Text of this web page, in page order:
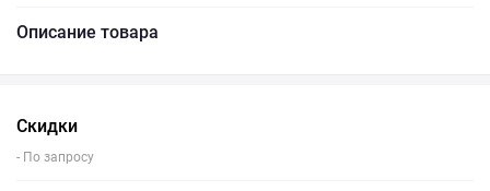
Описание товара
Скидки
- По запросу